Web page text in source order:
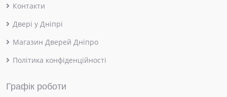
Контакти
Двері у Дніпрі
Магазин Дверей Дніпро
Політика конфіденційності
Графік роботи